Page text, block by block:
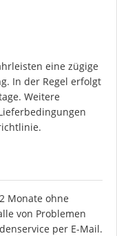
eine zügige
In der Regel erfolgt
Weitere
Monate ohne
von Problemen
per E-Mail.